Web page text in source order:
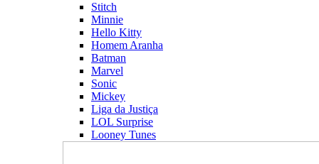
Stitch
Minnie
Hello Kitty
Homem Aranha
Batman
Marvel
Sonic
Mickey
Liga da Justiça
LOL Surprise
Looney Tunes